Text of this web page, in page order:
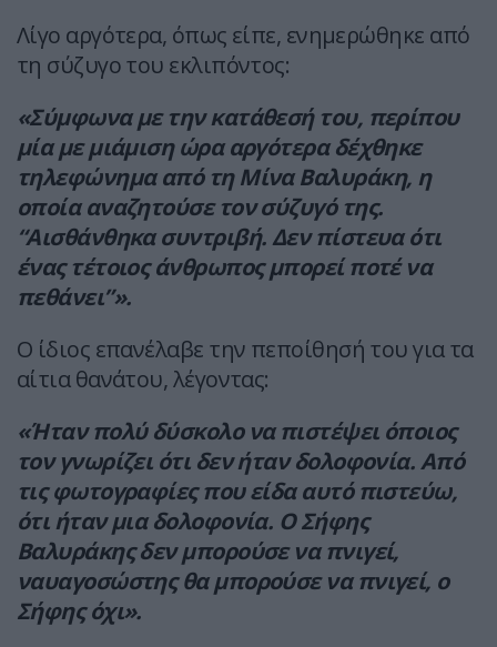
Λίγο αργότερα, όπως είπε, ενημερώθηκε από
τη σύζυγο του εκλιπόντος:
«Σύμφωνα με την κατάθεσή του, περίπου
μία με μιάμιση ώρα αργότερα δέχθηκε
τηλεφώνημα από τη Μίνα Βαλυράκη, η
οποία αναζητούσε τον σύζυγό της.
“Αισθάνθηκα συντριβή. Δεν πίστευα ότι
ένας τέτοιος άνθρωπος μπορεί ποτέ να
πεθάνει”».
Ο ίδιος επανέλαβε την πεποίθησή του για τα
αίτια θανάτου, λέγοντας:
«Ήταν πολύ δύσκολο να πιστέψει όποιος
τον γνωρίζει ότι δεν ήταν δολοφονία. Από
τις φωτογραφίες που είδα αυτό πιστεύω,
ότι ήταν μια δολοφονία. Ο Σήφης
Βαλυράκης δεν μπορούσε να πνιγεί,
ναυαγοσώστης θα μπορούσε να πνιγεί, ο
Σήφης όχι».